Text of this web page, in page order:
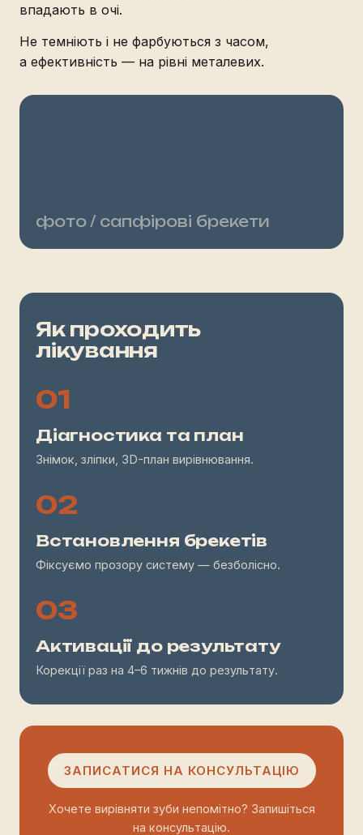
впадають в очі.
Не темніють і не фарбуються з часом,
а ефективність — на рівні металевих.
фото / сапфірові брекети
Як проходить
лікування
01
Діагностика та план
Знімок, зліпки, 3D-план вирівнювання.
02
Встановлення брекетів
Фіксуємо прозору систему — безболісно.
03
Активації до результату
Корекції раз на 4–6 тижнів до результату.
ЗАПИСАТИСЯ НА КОНСУЛЬТАЦІЮ
Хочете вирівняти зуби непомітно? Запишіться
на консультацію.